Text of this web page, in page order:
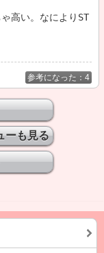
高い。なによりST
参考になった：4
ーも見る